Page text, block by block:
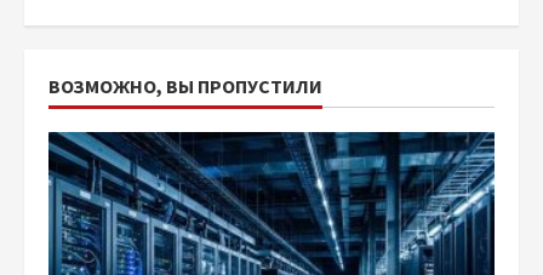
ВОЗМОЖНО, ВЫ ПРОПУСТИЛИ